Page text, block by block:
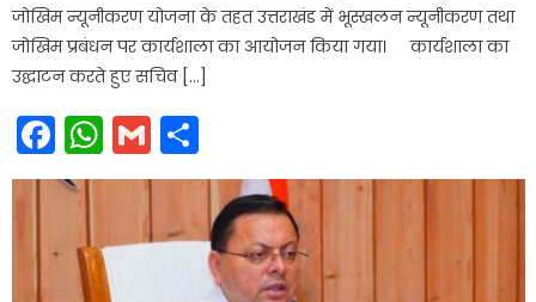
जोखिम न्यूनीकरण योजना के तहत उत्तराखंड में भूस्खलन न्यूनीकरण तथा
जोखिम प्रबंधन पर कार्यशाला का आयोजन किया गया। कार्यशाला का
उद्घाटन करते हुए सचिव […]
Facebook
WhatsApp
Gmail